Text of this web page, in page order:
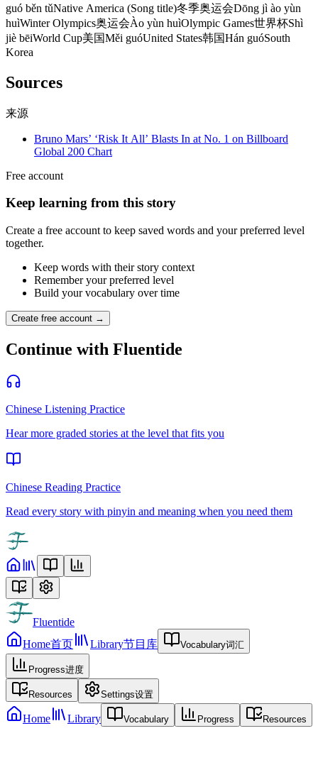
guó běn tǔNative America (Song title)冬季奥运会Dōng jì ào yùn
huìWinter Olympics奥运会Ào yùn huìOlympic Games世界杯Shì
jiè bēiWorld Cup美国Měi guóUnited States韩国Hán guóSouth
Korea
Sources
来源
Bruno Mars’ ‘Risk It All’ Blasts In at No. 1 on Billboard
Global 200 Chart
Free account
Keep learning from this story
Create a free account to keep saved words and your preferred level
together.
Keep words with their story context
Remember your preferred level
Build your vocabulary over time
Create free account →
Continue with Fluentide
Chinese Listening Practice
Hear more graded stories at the level that fits you
Chinese Reading Practice
Read every story with pinyin and meaning when you need them
Fluentide
Home首页 Library节目库 Vocabulary词汇
Progress进度
Resources Settings设置
Home Library Vocabulary Progress Resources